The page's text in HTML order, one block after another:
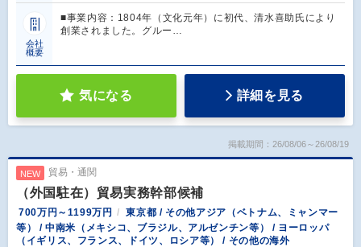
会社
概要
■事業内容：1804年（文化元年）に初代、清水喜助氏により
創業されました。グルー…
気になる 詳細を見る
掲載期間：26/08/06～26/08/19
NEW 貿易・通関
（外国駐在）貿易実務幹部候補
700万円～1199万円
東京都 / その他アジア（ベトナム、ミャンマー
等） / 中南米（メキシコ、ブラジル、アルゼンチン等） / ヨーロッパ
（イギリス、フランス、ドイツ、ロシア等） / その他の海外